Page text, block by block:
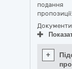
подання
пропозиції:
+